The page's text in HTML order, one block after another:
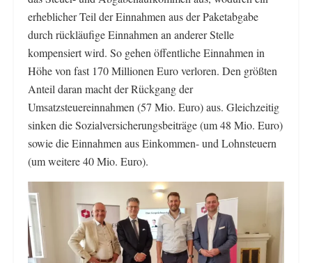
erheblicher Teil der Einnahmen aus der Paketabgabe
durch rückläufige Einnahmen an anderer Stelle
kompensiert wird. So gehen öffentliche Einnahmen in
Höhe von fast 170 Millionen Euro verloren. Den größten
Anteil daran macht der Rückgang der
Umsatzsteuereinnahmen (57 Mio. Euro) aus. Gleichzeitig
sinken die Sozialversicherungsbeiträge (um 48 Mio. Euro)
sowie die Einnahmen aus Einkommen- und Lohnsteuern
(um weitere 40 Mio. Euro).